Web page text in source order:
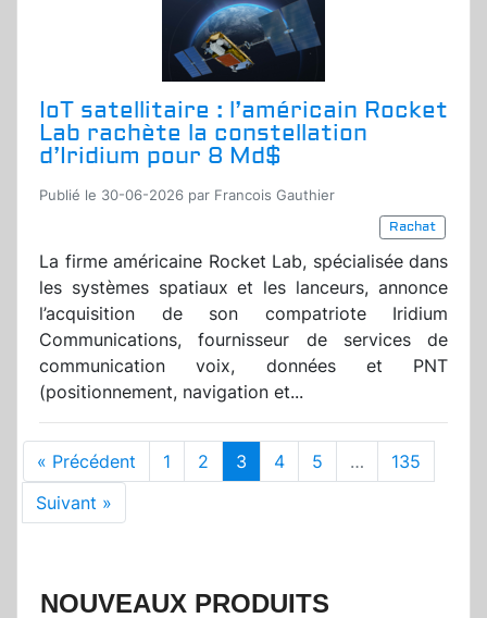
IoT satellitaire : l’américain Rocket
Lab rachète la constellation
d’Iridium pour 8 Md$
Publié le 30-06-2026 par Francois Gauthier
Rachat
La firme américaine Rocket Lab, spécialisée dans
les systèmes spatiaux et les lanceurs, annonce
l’acquisition de son compatriote Iridium
Communications, fournisseur de services de
communication voix, données et PNT
(positionnement, navigation et...
« Précédent 1 2 3 4 5 …
135
Suivant »
NOUVEAUX PRODUITS